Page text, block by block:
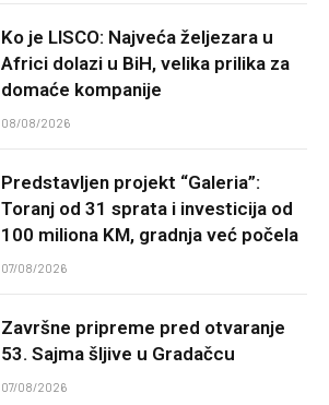
Ko je LISCO: Najveća željezara u
Africi dolazi u BiH, velika prilika za
domaće kompanije
08/08/2026
Predstavljen projekt “Galeria”:
Toranj od 31 sprata i investicija od
100 miliona KM, gradnja već počela
07/08/2026
Završne pripreme pred otvaranje
53. Sajma šljive u Gradačcu
07/08/2026